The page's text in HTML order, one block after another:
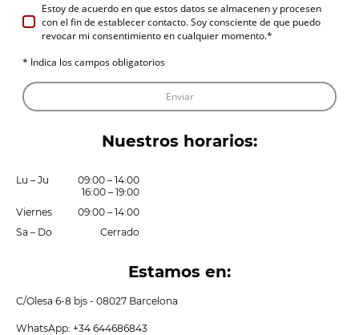
Estoy de acuerdo en que estos datos se almacenen y procesen
con el fin de establecer contacto. Soy consciente de que puedo
revocar mi consentimiento en cualquier momento.*
* Indica los campos obligatorios
Enviar
Nuestros horarios:
Lu –Ju 09:00 –14:00
16:00 –19:00
Viernes
09:00 –14:00
Sa – Do Cerrado
Estamos en:
C/Olesa 6-8 bjs - 08027 Barcelona
WhatsApp: +34 644686843